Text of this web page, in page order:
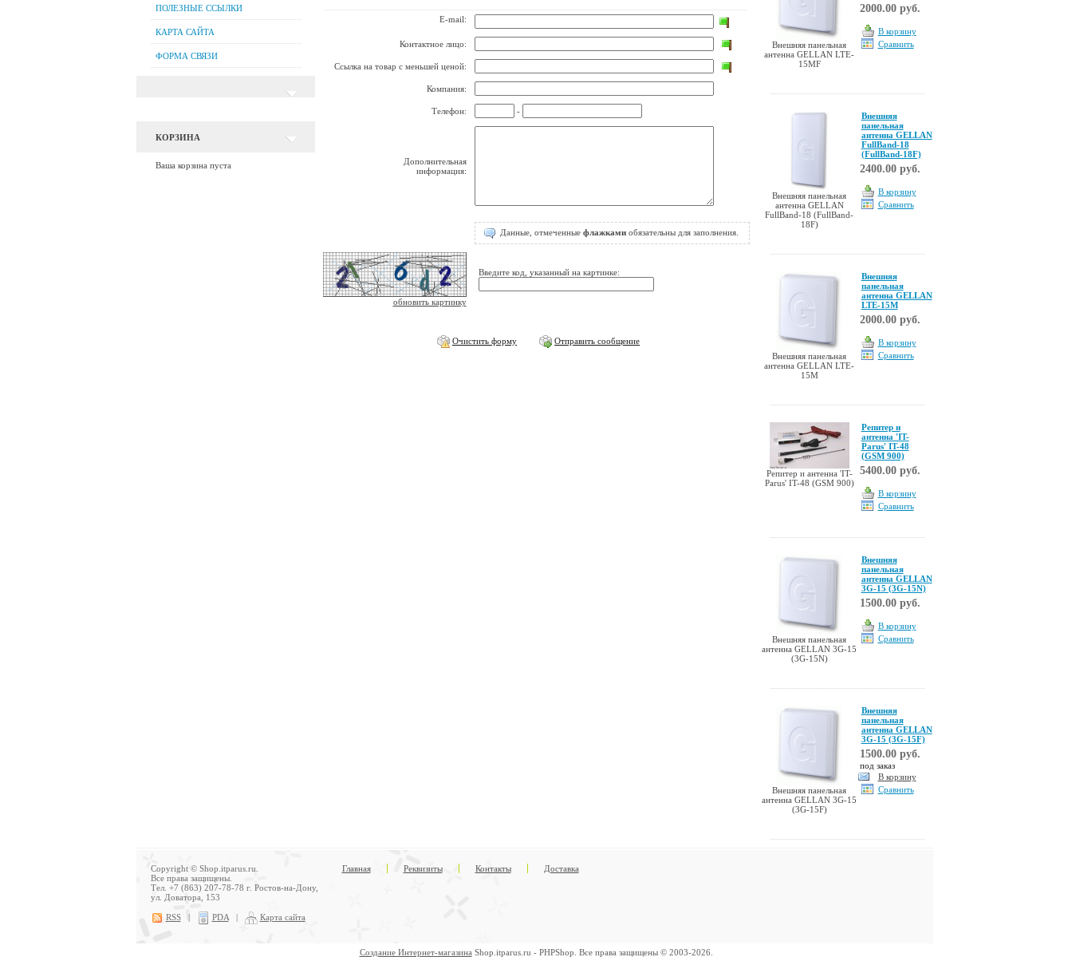
ПОЛЕЗНЫЕ ССЫЛКИ
КАРТА САЙТА
ФОРМА СВЯЗИ
КОРЗИНА
Ваша корзина пуста
E-mail:
Контактное лицо:
Ссылка на товар с меньшей ценой:
Компания:
Телефон: -
Дополнительная
информация:
Данные, отмеченные флажкамиобязательны для заполнения.
обновить картинку
Введите код, указанный на картинке:
Очистить форму Отправить сообщение
Внешняя панельная
антенна GELLAN LTE-
15MF
2000.00 руб.
В корзину
Сравнить
Внешняя панельная
антенна GELLAN
FullBand-18 (FullBand-
18F)
Внешняя
панельная
антенна GELLAN
FullBand-18
(FullBand-18F)
2400.00 руб.
В корзину
Сравнить
Внешняя панельная
антенна GELLAN LTE-
15M
Внешняя
панельная
антенна GELLAN
LTE-15M
2000.00 руб.
В корзину
Сравнить
Репитер и антенна 'IT-
Parus' IT-48 (GSM 900)
Репитер и
антенна 'IT-
Parus' IT-48
(GSM 900)
5400.00 руб.
В корзину
Сравнить
Внешняя панельная
антенна GELLAN 3G-15
(3G-15N)
Внешняя
панельная
антенна GELLAN
3G-15 (3G-15N)
1500.00 руб.
В корзину
Сравнить
Внешняя панельная
антенна GELLAN 3G-15
(3G-15F)
Внешняя
панельная
антенна GELLAN
3G-15 (3G-15F)
1500.00 руб.
под заказ
В корзину
Сравнить
Copyright © Shop.itparus.ru.
Все права защищены.
Тел. +7 (863) 207-78-78 г. Ростов-на-Дону,
ул. Доватора, 153
RSS | PDA | Карта сайта
Главная Реквизиты Контакты Доставка
Создание Интернет-магазина Shop.itparus.ru - PHPShop. Все права защищены © 2003-2026.